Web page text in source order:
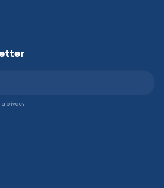
privacy